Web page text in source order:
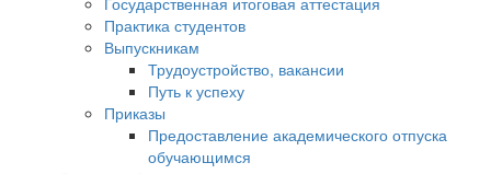
Практика студентов
Выпускникам
Трудоустройство, вакансии
Путь к успеху
Приказы
Предоставление академического отпуска
обучающимся